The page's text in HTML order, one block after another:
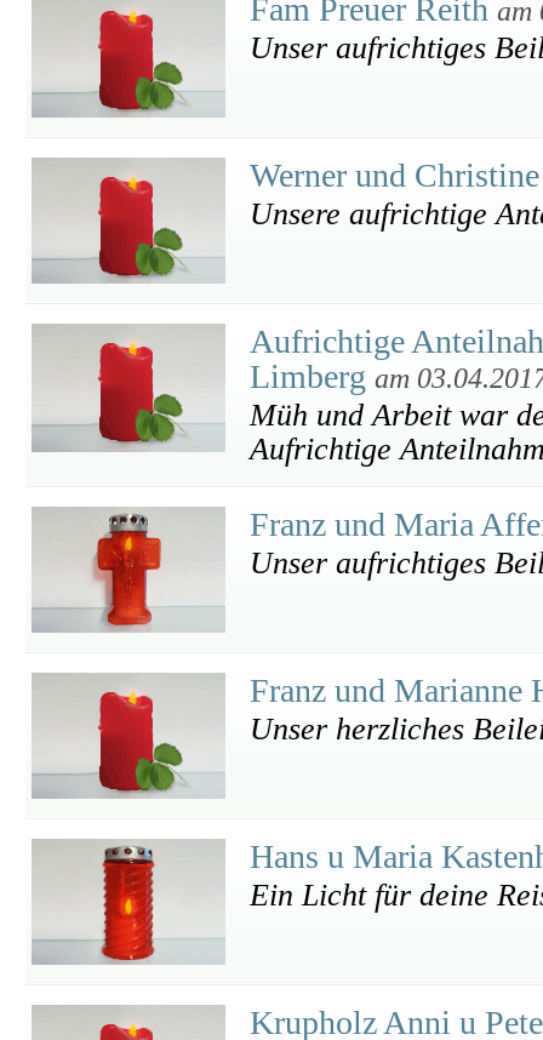
Fam Preuer Reith am
Unser aufrichtiges
Werner und
Unsere aufrichtige
Aufrichtige
Limberg am
Müh und Arbeit war
Aufrichtige
Franz und Maria
Unser aufrichtiges
Franz und Marianne
Unser herzliches
Hans u Maria
Ein Licht für deine
Krupholz Anni u